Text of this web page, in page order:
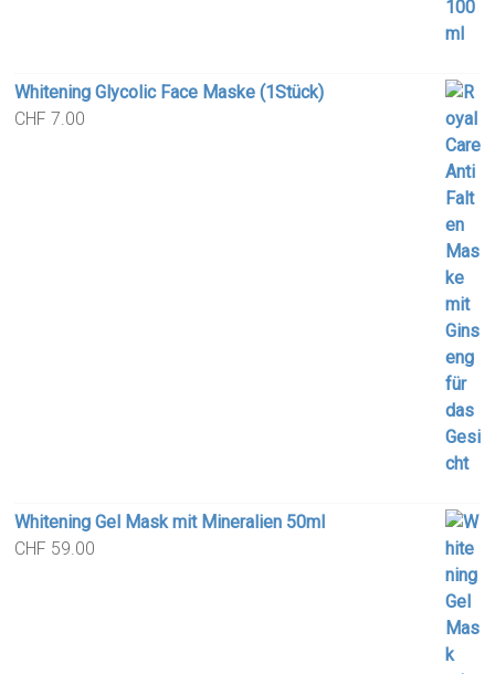
Whitening Glycolic Face Maske (1Stück)
CHF 7.00
Whitening Gel Mask mit Mineralien 50ml
CHF 59.00